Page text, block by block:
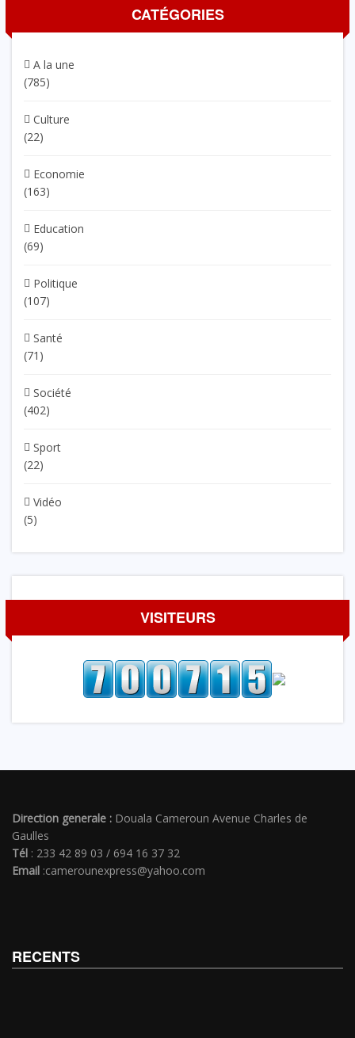
CATÉGORIES
A la une
(785)
Culture
(22)
Economie
(163)
Education
(69)
Politique
(107)
Santé
(71)
Société
(402)
Sport
(22)
Vidéo
(5)
VISITEURS
Direction generale : Douala Cameroun Avenue Charles de
Gaulles
Tél : 233 42 89 03 / 694 16 37 32
Email :camerounexpress@yahoo.com
RECENTS